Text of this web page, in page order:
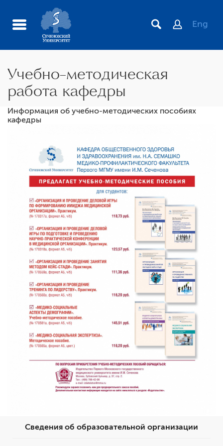
Eng
Учебно-методическая
работа кафедры
Базы кафедры
Лаборатория мастерства «Фабрика лидеров
здравоохранения»
Учебно-методическая работа кафедры
Аннотации дисциплин
Ординатура по специальности «Организация
здравоохранения и общественное здоровье»
I Международная научно-практическая конференция
молодых исследователей общественного
здравоохранения
Информация об учебно-методических пособиях
кафедры
Сведения об образовательной организации